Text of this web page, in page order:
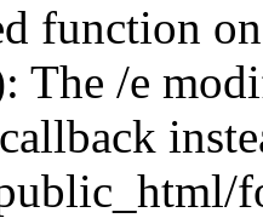
function
The /e